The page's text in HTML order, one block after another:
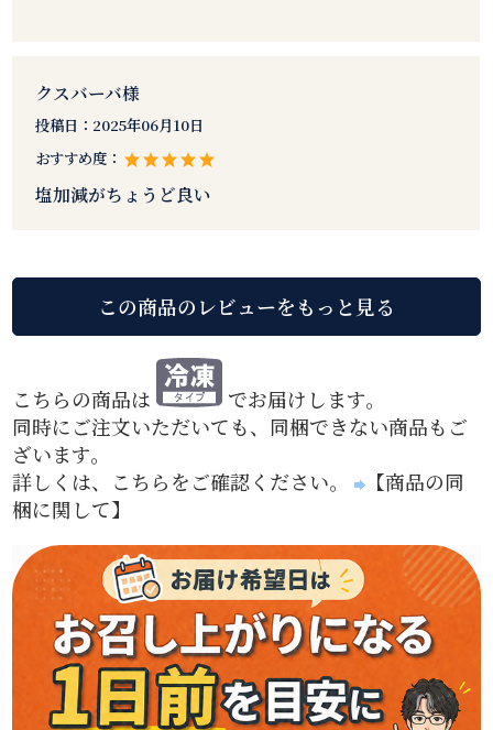
クスバーバ様
投稿日： 2025年06月10日
おすすめ度：
塩加減がちょうど良い
こちらの商品は
でお届けします。
同時にご注文いただいても、同梱できない商品もご
ざいます。
詳しくは、こちらをご確認ください。
【商品の同
梱に関して】